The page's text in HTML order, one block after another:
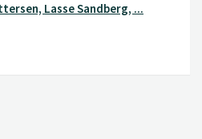
Lasse Sandberg, ...